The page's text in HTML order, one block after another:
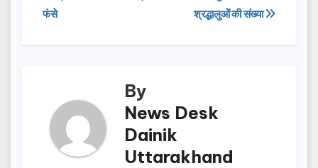
o n
navigation
श्रद्धालुओं की संख्या
फंसे
By
News Desk
Dainik
Uttarakhand